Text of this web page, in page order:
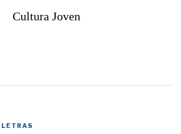
Cultura Joven
LETRAS